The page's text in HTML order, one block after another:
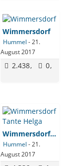
Wimmersdorf
Hummel -21.
August 2017
2.438 0
Wimmersdorf Tante Helga
Hummel -21.
August 2017